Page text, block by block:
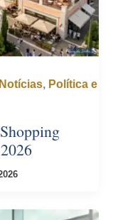
Notícias, Política e